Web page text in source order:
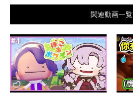
関連動画一覧